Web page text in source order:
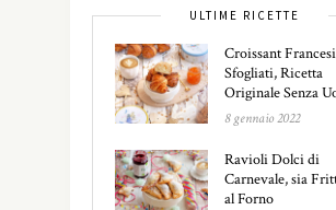
ULTIME RICETTE
Croissant Francesi
Sfogliati, Ricetta
Originale Senza
8 gennaio 2022
Ravioli Dolci di
Carnevale, sia
al Forno